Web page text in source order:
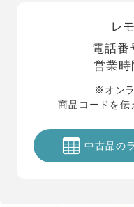
レ
電話番
営業時
※オン
商品コードを伝
中古品の